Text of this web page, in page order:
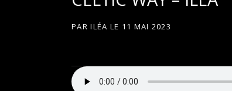
A
PARILÉA LE 11 MAI 2023